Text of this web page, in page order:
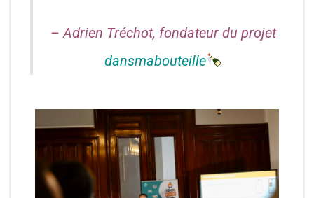
– Adrien Tréchot, fondateur du projet
dansmabouteille